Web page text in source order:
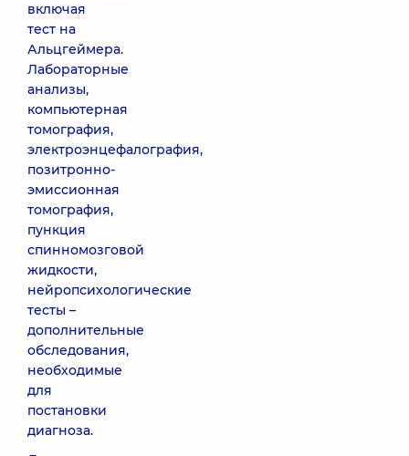
включая
тест на
Альцгеймера.
Лабораторные
анализы,
компьютерная
томография,
электроэнцефалография,
позитронно-
эмиссионная
томография,
пункция
спинномозговой
жидкости,
нейропсихологические
тесты –
дополнительные
обследования,
необходимые
для
постановки
диагноза.